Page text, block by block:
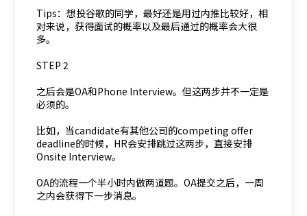
Tips：想投谷歌的同学，最好还是用过内推比较好，相
对来说，获得面试的概率以及最后通过的概率会大很
多。
STEP 2
之后会是OA和Phone Interview。但这两步并不一定是
必须的。
比如，当candidate有其他公司的competing offer
deadline的时候，HR会安排跳过这两步，直接安排
Onsite Interview。
OA的流程一个半小时内做两道题。OA提交之后，一周
之内会获得下一步消息。